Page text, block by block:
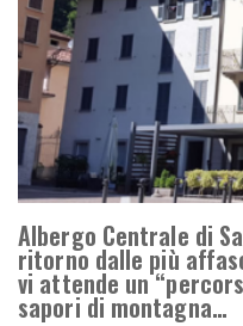
Albergo Centrale di
ritorno dalle più
vi attende un
sapori di montagna…